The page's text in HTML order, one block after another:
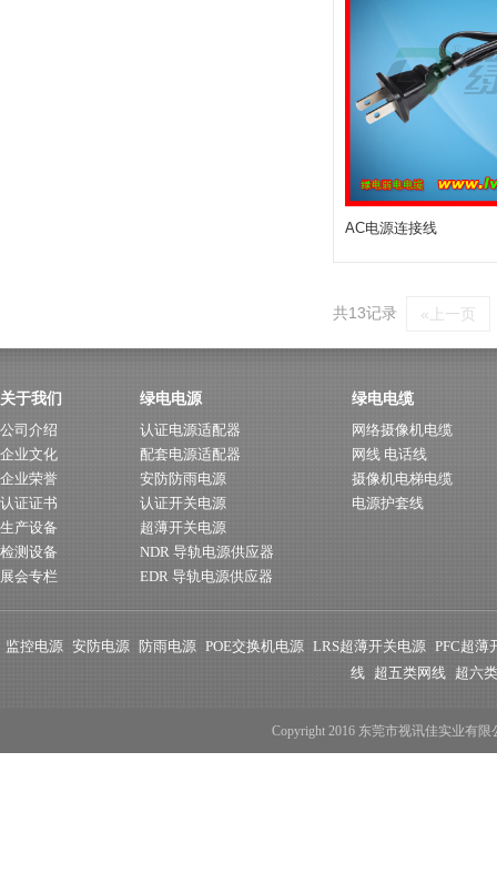
AC电源连接线
共13记录 «上一页
关于我们
公司介绍
企业文化
企业荣誉
认证证书
生产设备
检测设备
展会专栏
绿电电源
认证电源适配器
配套电源适配器
安防防雨电源
认证开关电源
超薄开关电源
NDR 导轨电源供应器
EDR 导轨电源供应器
绿电电缆
网络摄像机电缆
网线 电话线
摄像机电梯电缆
电源护套线
监控电源 安防电源 防雨电源 POE交换机电源 LRS超薄开关电源 PFC超薄
线 超五类网线 超六
Copyright 2016 东莞市视讯佳实业有